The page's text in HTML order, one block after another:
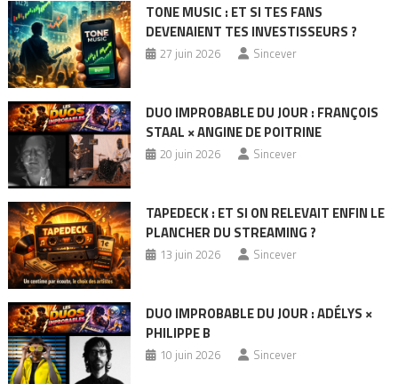
TONE MUSIC : ET SI TES FANS
DEVENAIENT TES INVESTISSEURS ?
27 juin 2026 Sincever
DUO IMPROBABLE DU JOUR : FRANÇOIS
STAAL × ANGINE DE POITRINE
20 juin 2026 Sincever
TAPEDECK : ET SI ON RELEVAIT ENFIN LE
PLANCHER DU STREAMING ?
13 juin 2026 Sincever
DUO IMPROBABLE DU JOUR : ADÉLYS ×
PHILIPPE B
10 juin 2026 Sincever